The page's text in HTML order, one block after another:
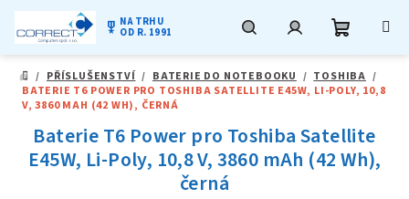
obsah
military_tech NA TRHU
OD R. 1991
DOMŮ
/ PŘÍSLUŠENSTVÍ / BATERIE DO NOTEBOOKU / TOSHIBA /
BATERIE T6 POWER PRO TOSHIBA SATELLITE E45W, LI-POLY, 10,8
V, 3860 MAH (42 WH), ČERNÁ
Baterie T6 Power pro Toshiba Satellite
E45W, Li-Poly, 10,8 V, 3860 mAh (42 Wh),
černá